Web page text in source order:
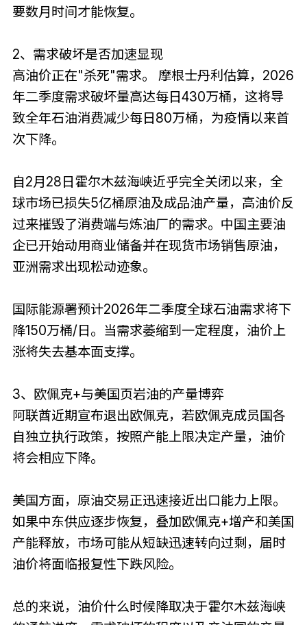
要数月时间才能恢复。
2、需求破坏是否加速显现
高油价正在"杀死"需求。 摩根士丹利估算，2026
年二季度需求破坏量高达每日430万桶，这将导
致全年石油消费减少每日80万桶，为疫情以来首
次下降。
自2月28日霍尔木兹海峡近乎完全关闭以来，全
球市场已损失5亿桶原油及成品油产量，高油价反
过来摧毁了消费端与炼油厂的需求。中国主要油
企已开始动用商业储备并在现货市场销售原油，
亚洲需求出现松动迹象。
国际能源署预计2026年二季度全球石油需求将下
降150万桶/日。当需求萎缩到一定程度，油价上
涨将失去基本面支撑。
3、欧佩克+与美国页岩油的产量博弈
阿联酋近期宣布退出欧佩克，若欧佩克成员国各
自独立执行政策，按照产能上限决定产量，油价
将会相应下降。
美国方面，原油交易正迅速接近出口能力上限。
如果中东供应逐步恢复，叠加欧佩克+增产和美国
产能释放，市场可能从短缺迅速转向过剩，届时
油价将面临报复性下跌风险。
总的来说，油价什么时候降取决于霍尔木兹海峡